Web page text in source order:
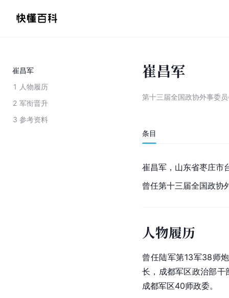
崔昌军
1 人物履历
2 军衔晋升
3 参考资料
崔昌军
第十三届全国政协外事委
条目
崔昌军，山东省枣庄市
曾任第十三届全国政协
人物履历
曾任陆军第13军38师
长，成都军区政治部干
成都军区40师政委。